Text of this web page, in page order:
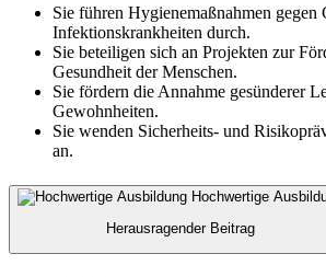
Sie führen Hygienemaßnahmen gegen
Infektionskrankheiten durch.
Sie beteiligen sich an Projekten zur
Gesundheit der Menschen.
Sie fördern die Annahme gesünderer
Gewohnheiten.
Sie wenden Sicherheits- und
an.
Hochwertige
Herausragender Beitrag